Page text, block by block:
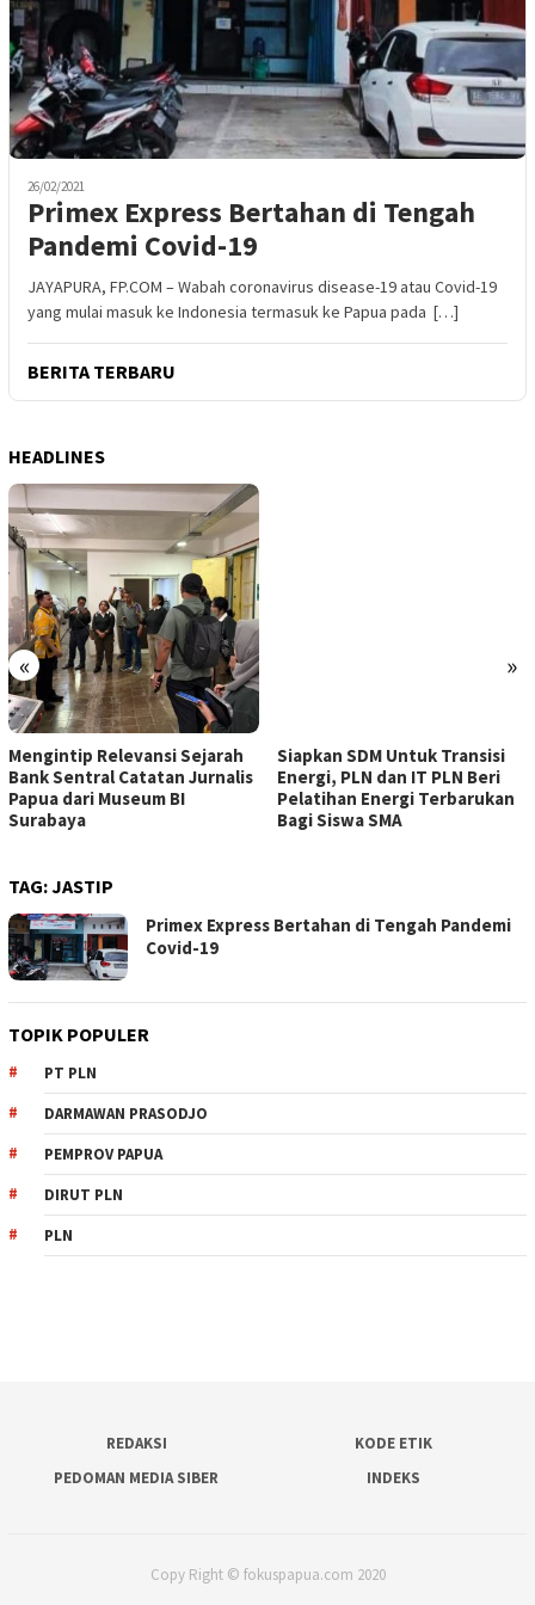
26/02/2021
Primex Express Bertahan di Tengah
Pandemi Covid-19
JAYAPURA, FP.COM – Wabah coronavirus disease-19 atau Covid-19
yang mulai masuk ke Indonesia termasuk ke Papua pada […]
BERITA TERBARU
HEADLINES
« »
Mengintip Relevansi Sejarah
Bank Sentral Catatan Jurnalis
Papua dari Museum BI
Surabaya
Siapkan SDM Untuk Transisi
Energi, PLN dan IT PLN Beri
Pelatihan Energi Terbarukan
Bagi Siswa SMA
TAG:JASTIP
Primex Express Bertahan di Tengah Pandemi
Covid-19
TOPIK POPULER
PT PLN
DARMAWAN PRASODJO
PEMPROV PAPUA
DIRUT PLN
PLN
REDAKSI
KODE ETIK
PEDOMAN MEDIA SIBER
INDEKS
Copy Right © fokuspapua.com 2020